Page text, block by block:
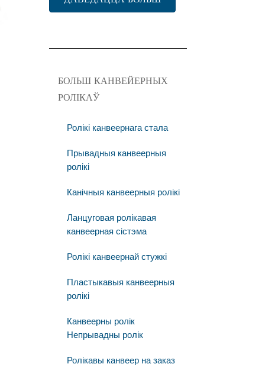
БОЛЬШ КАНВЕЙЕРНЫХ
РОЛІКАЎ
Ролікі канвеернага стала
Прывадныя канвеерныя
ролікі
Канічныя канвеерныя ролікі
Ланцуговая ролікавая
канвеерная сістэма
Ролікі канвеернай стужкі
Пластыкавыя канвеерныя
ролікі
Канвеерны ролік
Непрывадны ролік
Ролікавы канвеер на заказ